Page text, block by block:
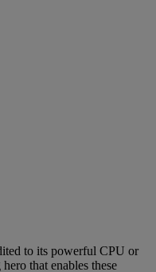
to its powerful CPU or
that enables these